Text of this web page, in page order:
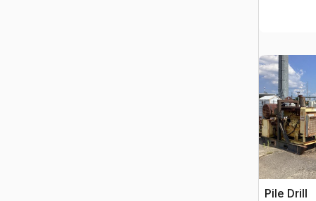
Pile Drill